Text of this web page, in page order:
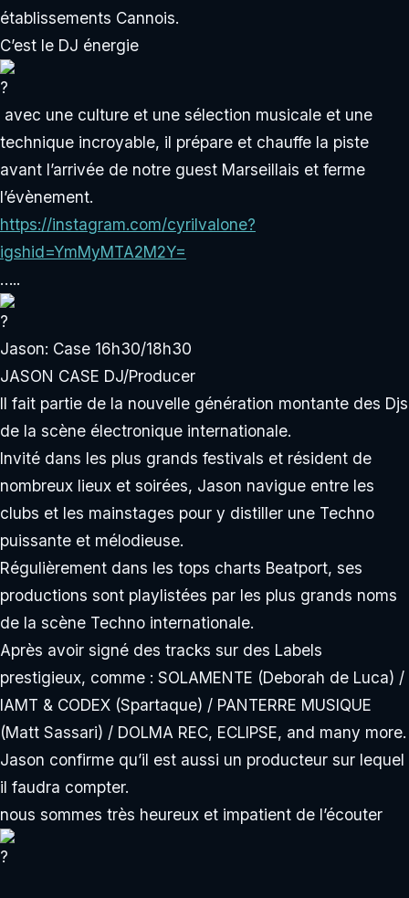
établissements Cannois.
C’est le DJ énergie
avec une culture et une sélection musicale et une
technique incroyable, il prépare et chauffe la piste
avant l’arrivée de notre guest Marseillais et ferme
l’évènement.
https://instagram.com/cyrilvalone?
igshid=YmMyMTA2M2Y=
…..
Jason: Case 16h30/18h30
JASON CASE DJ/Producer
Il fait partie de la nouvelle génération montante des Djs
de la scène électronique internationale.
Invité dans les plus grands festivals et résident de
nombreux lieux et soirées, Jason navigue entre les
clubs et les mainstages pour y distiller une Techno
puissante et mélodieuse.
Régulièrement dans les tops charts Beatport, ses
productions sont playlistées par les plus grands noms
de la scène Techno internationale.
Après avoir signé des tracks sur des Labels
prestigieux, comme : SOLAMENTE (Deborah de Luca) /
IAMT & CODEX (Spartaque) / PANTERRE MUSIQUE
(Matt Sassari) / DOLMA REC, ECLIPSE, and many more.
Jason confirme qu’il est aussi un producteur sur lequel
il faudra compter.
nous sommes très heureux et impatient de l’écouter